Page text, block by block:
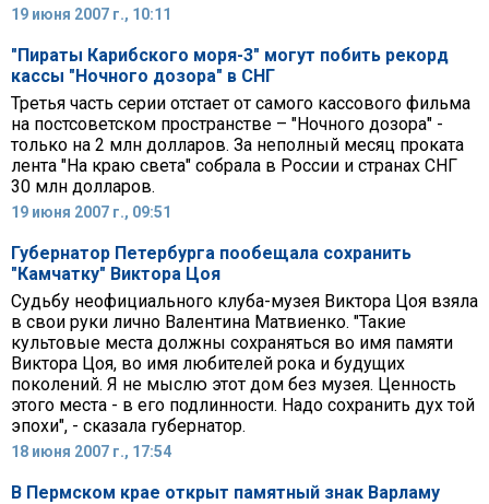
19 июня 2007 г., 10:11
"Пираты Карибского моря-3" могут побить рекорд
кассы "Ночного дозора" в СНГ
Третья часть серии отстает от самого кассового фильма
на постсоветском пространстве – "Ночного дозора" -
только на 2 млн долларов. За неполный месяц проката
лента "На краю света" собрала в России и странах СНГ
30 млн долларов.
19 июня 2007 г., 09:51
Губернатор Петербурга пообещала сохранить
"Камчатку" Виктора Цоя
Судьбу неофициального клуба-музея Виктора Цоя взяла
в свои руки лично Валентина Матвиенко. "Такие
культовые места должны сохраняться во имя памяти
Виктора Цоя, во имя любителей рока и будущих
поколений. Я не мыслю этот дом без музея. Ценность
этого места - в его подлинности. Надо сохранить дух той
эпохи", - сказала губернатор.
18 июня 2007 г., 17:54
В Пермском крае открыт памятный знак Варламу